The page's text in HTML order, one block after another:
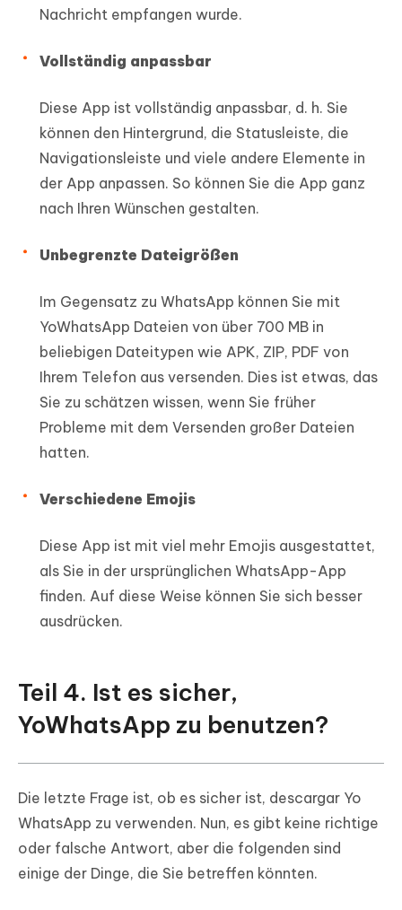
Nachricht empfangen wurde.
Vollständig anpassbar
Diese App ist vollständig anpassbar, d. h. Sie
können den Hintergrund, die Statusleiste, die
Navigationsleiste und viele andere Elemente in
der App anpassen. So können Sie die App ganz
nach Ihren Wünschen gestalten.
Unbegrenzte Dateigrößen
Im Gegensatz zu WhatsApp können Sie mit
YoWhatsApp Dateien von über 700 MB in
beliebigen Dateitypen wie APK, ZIP, PDF von
Ihrem Telefon aus versenden. Dies ist etwas, das
Sie zu schätzen wissen, wenn Sie früher
Probleme mit dem Versenden großer Dateien
hatten.
Verschiedene Emojis
Diese App ist mit viel mehr Emojis ausgestattet,
als Sie in der ursprünglichen WhatsApp-App
finden. Auf diese Weise können Sie sich besser
ausdrücken.
Teil 4. Ist es sicher,
YoWhatsApp zu benutzen?
Die letzte Frage ist, ob es sicher ist, descargar Yo
WhatsApp zu verwenden. Nun, es gibt keine richtige
oder falsche Antwort, aber die folgenden sind
einige der Dinge, die Sie betreffen könnten.